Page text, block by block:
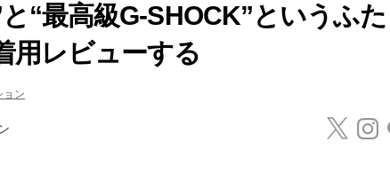
“最高級G-SHOCK”というふた
用レビューする
ョン